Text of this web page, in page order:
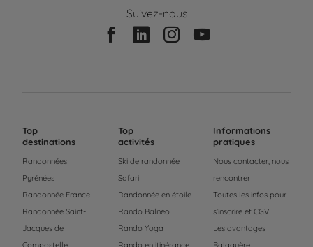
Suivez-nous
Top
destinations
Randonnées
Pyrénées
Randonnée France
Randonnée Saint-
Jacques de
Compostelle
Top
activités
Ski de randonnée
Safari
Randonnée en étoile
Rando Balnéo
Rando Yoga
Rando en itinérance
Informations
pratiques
Nous contacter, nous
rencontrer
Toutes les infos pour
s'inscrire et CGV
Les avantages
Balaguère